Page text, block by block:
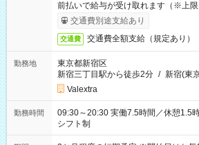
前払いで給与が受け取れます（※上限
交通費別途支給あり
交通費 交通費全額支給（規定あり）
勤務地
東京都新宿区
新宿三丁目駅から徒歩2分 / 新宿(東
Valextra
勤務時間
09:30～20:30 実働7.5時間／休憩1.5時間 営業時間に合わせた
シフト制